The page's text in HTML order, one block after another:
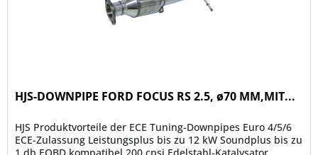
HJS-DOWNPIPE FORD FOCUS RS 2.5, ø70 MM,MIT...
HJS Produktvorteile der ECE Tuning-Downpipes Euro 4/5/6
ECE-Zulassung Leistungsplus bis zu 12 kW Soundplus bis zu